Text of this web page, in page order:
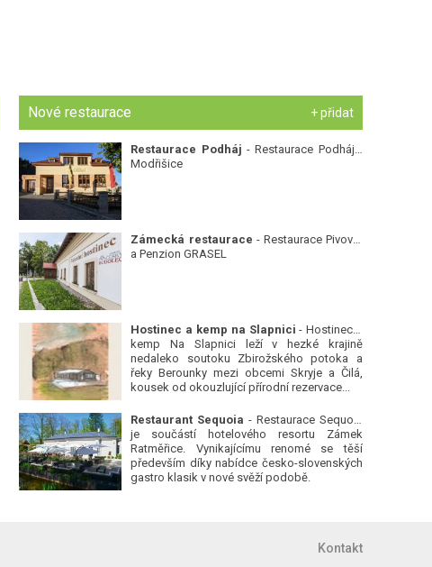
Nové restaurace + přidat
Restaurace Podháj - Restaurace Podháj -
Modřišice
Zámecká restaurace - Restaurace Pivovar
a Penzion GRASEL
Hostinec a kemp na Slapnici - Hostinec a
kemp Na Slapnici leží v hezké krajině
nedaleko soutoku Zbirožského potoka a
řeky Berounky mezi obcemi Skryje a Čilá,
kousek od okouzlující přírodní rezervace...
Restaurant Sequoia - Restaurace Sequoia
je součástí hotelového resortu Zámek
Ratměřice. Vynikajícímu renomé se těší
především díky nabídce česko-slovenských
gastro klasik v nové svěží podobě.
Kontakt